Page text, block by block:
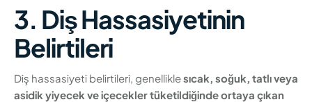
3. Diş Hassasiyetinin
Belirtileri
Diş hassasiyeti belirtileri, genellikle sıcak, soğuk, tatlı veya
asidik yiyecek ve içecekler tüketildiğinde ortaya çıkan